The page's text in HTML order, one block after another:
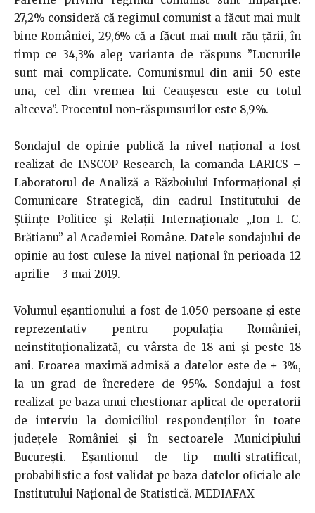
27,2% consideră că regimul comunist a făcut mai mult
bine României, 29,6% că a făcut mai mult rău țării, în
timp ce 34,3% aleg varianta de răspuns ”Lucrurile
sunt mai complicate. Comunismul din anii 50 este
una, cel din vremea lui Ceauşescu este cu totul
altceva”. Procentul non-răspunsurilor este 8,9%.
Sondajul de opinie publică la nivel național a fost
realizat de INSCOP Research, la comanda LARICS –
Laboratorul de Analiză a Războiului Informațional și
Comunicare Strategică, din cadrul Institutului de
Ştiinţe Politice şi Relaţii Internaţionale „Ion I. C.
Brătianu” al Academiei Române. Datele sondajului de
opinie au fost culese la nivel național în perioada 12
aprilie – 3 mai 2019.
Volumul eșantionului a fost de 1.050 persoane și este
reprezentativ pentru populația României,
neinstituționalizată, cu vârsta de 18 ani și peste 18
ani. Eroarea maximă admisă a datelor este de ± 3%,
la un grad de încredere de 95%. Sondajul a fost
realizat pe baza unui chestionar aplicat de operatorii
de interviu la domiciliul respondenţilor în toate
județele României și în sectoarele Municipiului
București. Eșantionul de tip multi-stratificat,
probabilistic a fost validat pe baza datelor oficiale ale
Institutului Național de Statistică. MEDIAFAX